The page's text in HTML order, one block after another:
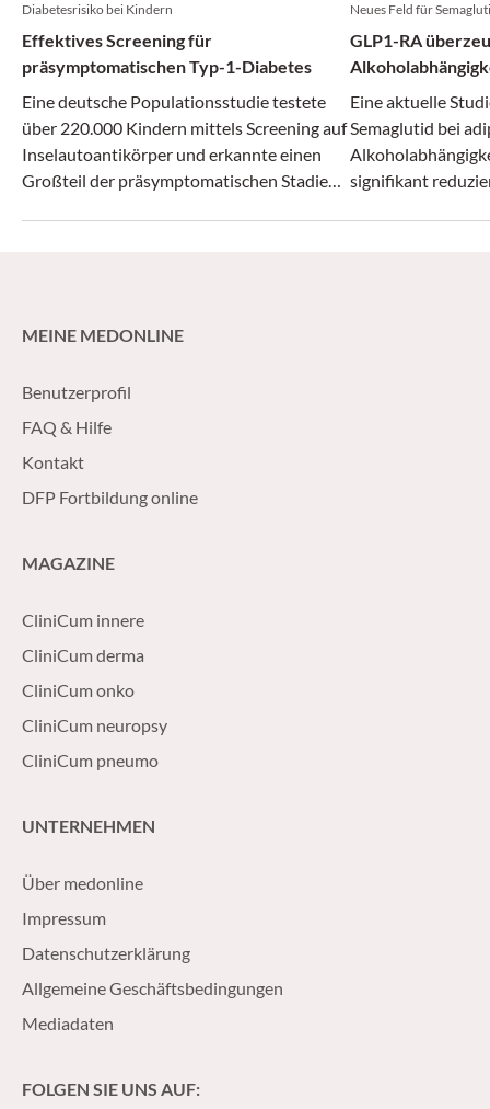
Diabetesrisiko bei Kindern
Effektives Screening für
präsymptomatischen Typ-1-Diabetes
Eine deutsche Populationsstudie testete
über 220.000 Kindern mittels Screening auf
Inselautoantikörper und erkannte einen
Großteil der präsymptomatischen Stadien
Neues Feld für
GLP1-RA
Eine aktuelle
Semaglutid bei
signifikant
MEINE MEDONLINE
Benutzerprofil
FAQ & Hilfe
Kontakt
DFP Fortbildung online
MAGAZINE
CliniCum innere
CliniCum derma
CliniCum onko
CliniCum neuropsy
CliniCum pneumo
UNTERNEHMEN
Über medonline
Impressum
Datenschutzerklärung
Allgemeine Geschäftsbedingungen
Mediadaten
FOLGEN SIE UNS AUF: